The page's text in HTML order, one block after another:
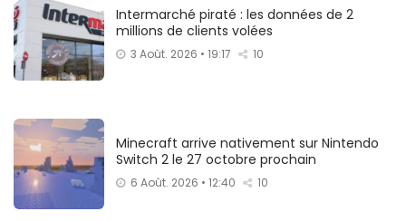
Intermarché piraté : les données de 2
millions de clients volées
3 Août. 2026 • 19:17 10
Minecraft arrive nativement sur Nintendo
Switch 2 le 27 octobre prochain
6 Août. 2026 • 12:40 10